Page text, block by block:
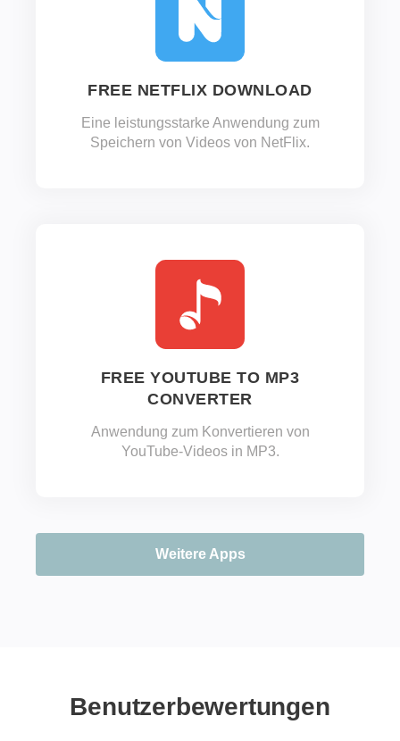
FREE NETFLIX DOWNLOAD
Eine leistungsstarke Anwendung zum
Speichern von Videos von NetFlix.
FREE YOUTUBE TO MP3
CONVERTER
Anwendung zum Konvertieren von
YouTube-Videos in MP3.
Weitere Apps
Benutzerbewertungen